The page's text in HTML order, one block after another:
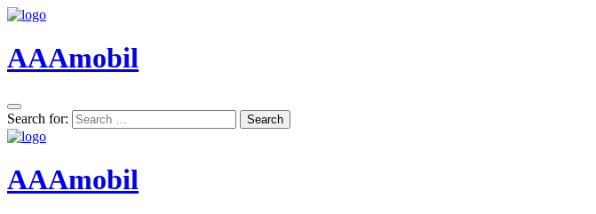
AAAmobil
Search for: Search
AAAmobil